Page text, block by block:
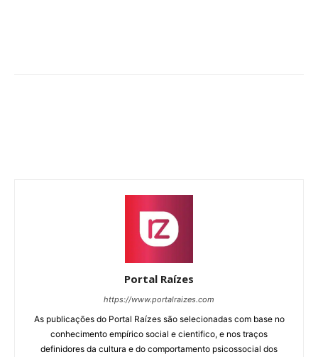
Portal Raízes
https://www.portalraizes.com
As publicações do Portal Raízes são selecionadas com base no
conhecimento empírico social e cientifico, e nos traços
definidores da cultura e do comportamento psicossocial dos